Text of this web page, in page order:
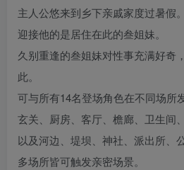
主人公悠来到乡下亲戚家度过暑假。
迎接他的是居住在此的叁姐妹。
久别重逢的叁姐妹对性事充满好奇
此。
可与所有14名登场角色在不同场所
玄关、厨房、客厅、檐廊、卫生间
以及河边、堤坝、神社、派出所、
多场所皆可触发亲密场景。